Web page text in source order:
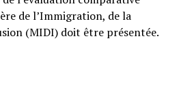
de l’Immigration, de la
(MIDI) doit être présentée.